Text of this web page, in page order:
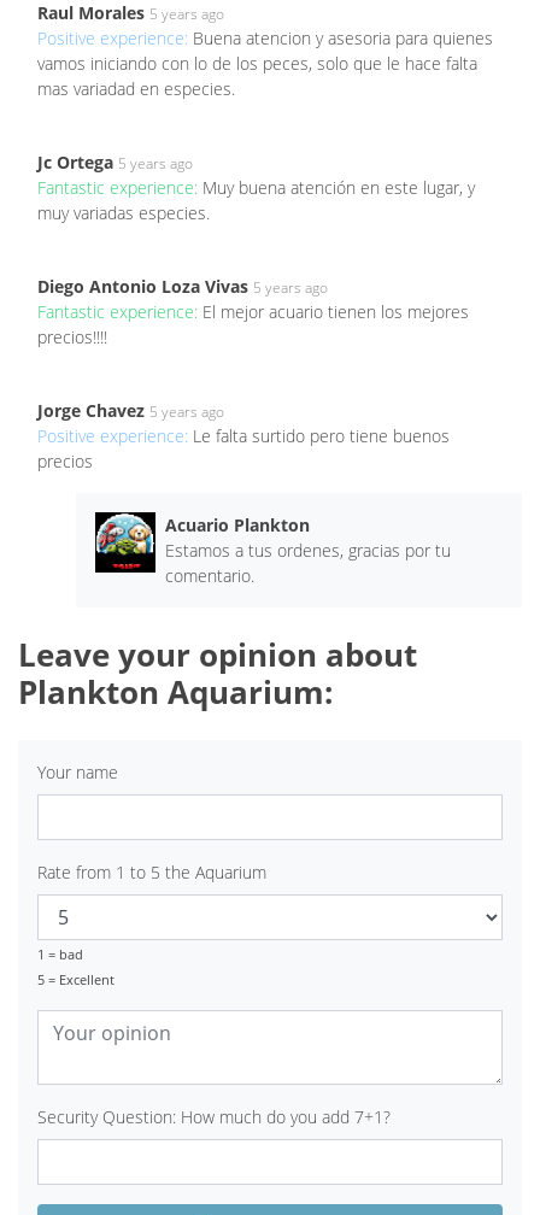
Raul Morales 5 years ago
Positive experience: Buena atencion y asesoria para quienes
vamos iniciando con lo de los peces, solo que le hace falta
mas variadad en especies.
Jc Ortega 5 years ago
Fantastic experience: Muy buena atención en este lugar, y
muy variadas especies.
Diego Antonio Loza Vivas 5 years ago
Fantastic experience: El mejor acuario tienen los mejores
precios!!!!
Jorge Chavez 5 years ago
Positive experience: Le falta surtido pero tiene buenos
precios
Acuario Plankton
Estamos a tus ordenes, gracias por tu
comentario.
Leave your opinion about
Plankton Aquarium:
Your name
Rate from 1 to 5 the Aquarium
1 = bad
5 = Excellent
Security Question: How much do you add 7+1?